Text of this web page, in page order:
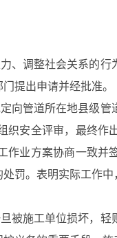
、调整社会关系的
提出申请并经批准。
向管道所在地县级
织安全评审，最终
业方案协商一致
罚。表明实际工作
被施工单位损坏，